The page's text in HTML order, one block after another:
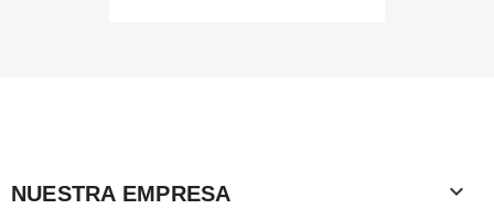
NUESTRA EMPRESA 